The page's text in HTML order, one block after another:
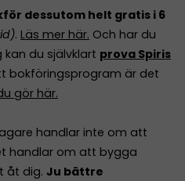
dessutom helt gratis i 6
. Läs mer här. Och har du
du självklart prova Spiris
bokföringsprogram är det
gör här.
handlar inte om att
handlar om att bygga
åt dig. Ju bättre